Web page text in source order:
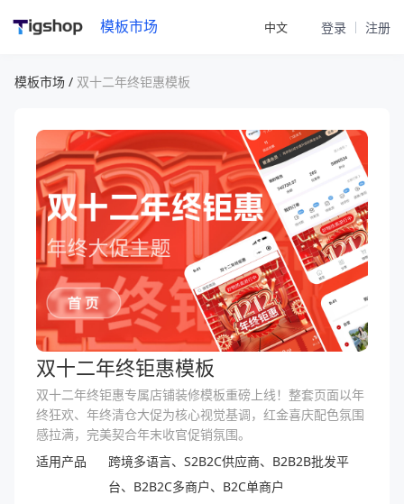
模板市场 中文 登录 注册
模板市场 / 双十二年终钜惠模板
双十二年终钜惠模板
双十二年终钜惠专属店铺装修模板重磅上线！整套页面以年
终狂欢、年终清仓大促为核心视觉基调，红金喜庆配色氛围
感拉满，完美契合年末收官促销氛围。
适用产品
跨境多语言、S2B2C供应商、B2B2B批发平
台、B2B2C多商户、B2C单商户